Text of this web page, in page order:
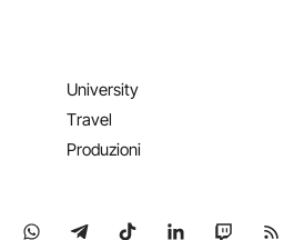
University
Travel
Produzioni
X su YouTube
Seguici su WhatsApp
Seguici su Telegram
Seguici su TikTok
Seguici su
Seguici